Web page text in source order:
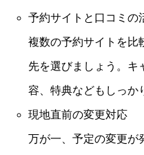
予約サイトと口コミの
複数の予約サイトを比
先を選びましょう。キ
容、特典などもしっか
現地直前の変更対応
万が一、予定の変更が